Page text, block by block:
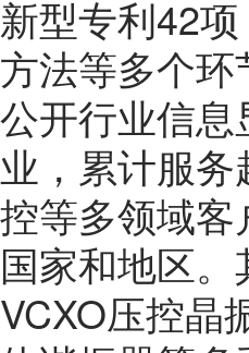
新型专利42
方法等多个
公开行业信
业，累计服
控等多领域
国家和地区
VCXO压控晶